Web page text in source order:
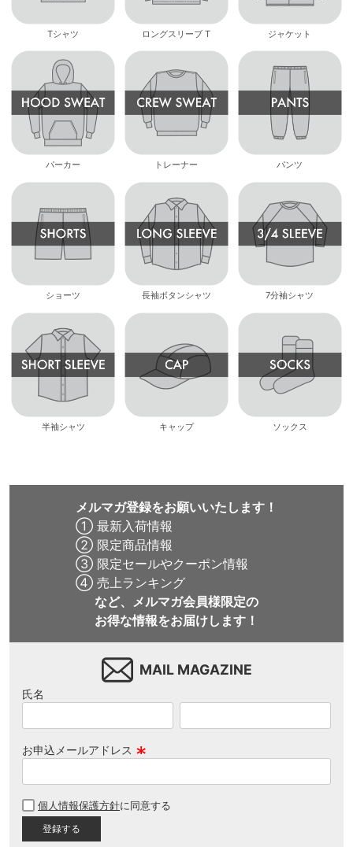
Tシャツ ロングスリーブ T ジャケット
パーカー トレーナー パンツ
ショーツ 長袖ボタンシャツ 7分袖シャツ
半袖シャツ キャップ ソックス
メルマガ登録をお願いいたします！
① 最新入荷情報
② 限定商品情報
③ 限定セールやクーポン情報
④ 売上ランキング
など、メルマガ会員様限定の
お得な情報をお届けします！
MAIL MAGAZINE
氏名
お申込メールアドレス
須
個人情報保護方針に同意する